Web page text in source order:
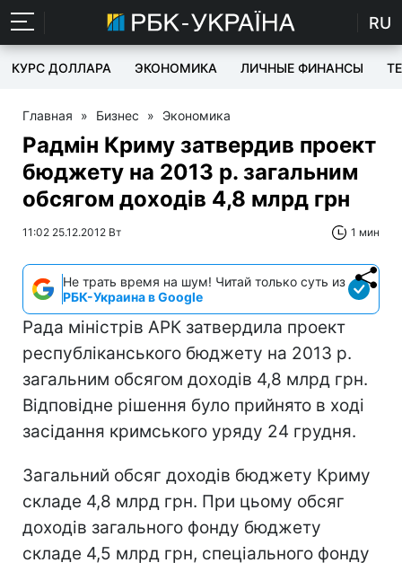
RU
КУРС ДОЛЛАРА ЭКОНОМИКА ЛИЧНЫЕ ФИНАНСЫ
Главная » Бизнес » Экономика
Радмін Криму затвердив проект
бюджету на 2013 р. загальним
обсягом доходів 4,8 млрд грн
11:02 25.12.2012 Вт 1 мин
Не трать время на шум! Читай только суть из
РБК-Украина в Google
Рада міністрів АРК затвердила проект
республіканського бюджету на 2013 р.
загальним обсягом доходів 4,8 млрд грн.
Відповідне рішення було прийнято в ході
засідання кримського уряду 24 грудня.
Загальний обсяг доходів бюджету Криму
складе 4,8 млрд грн. При цьому обсяг
доходів загального фонду бюджету
складе 4,5 млрд грн, спеціального фонду